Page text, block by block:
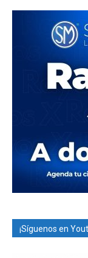
¡Síguenos en